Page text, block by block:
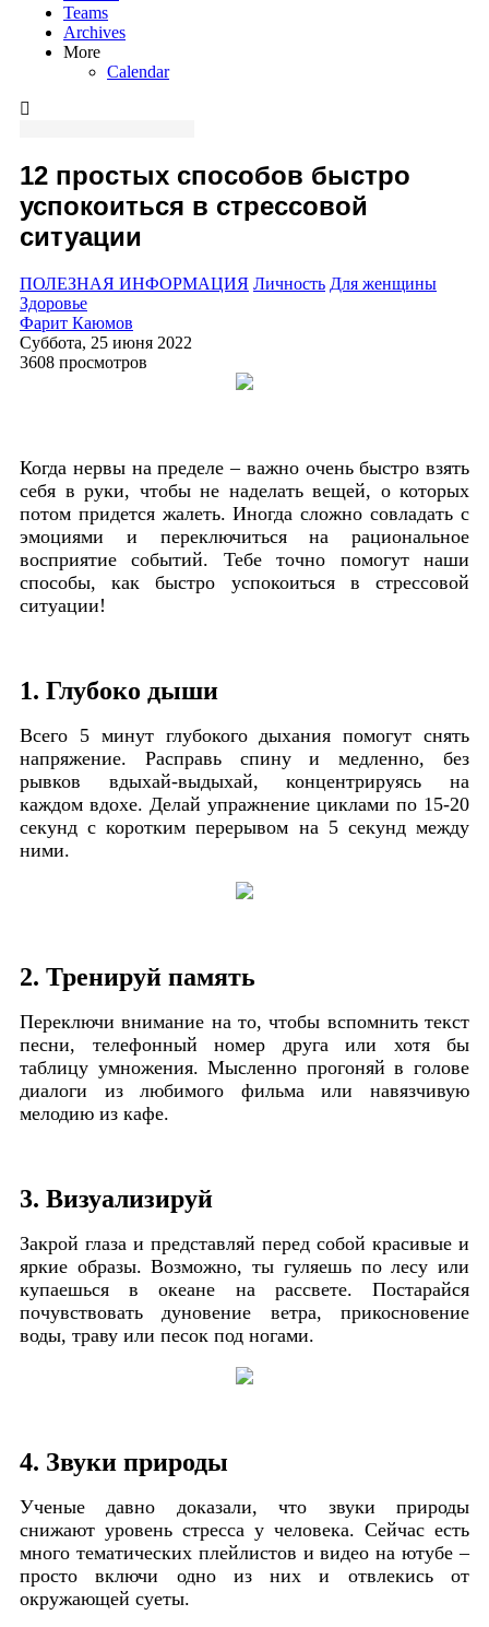
Teams
Archives
More
Calendar
12 простых способов быстро
успокоиться в стрессовой
ситуации
ПОЛЕЗНАЯ ИНФОРМАЦИЯ Личность Для женщины
Здоровье
Фарит Каюмов
Суббота, 25 июня 2022
3608 просмотров
Когда нервы на пределе – важно очень быстро взять
себя в руки, чтобы не наделать вещей, о которых
потом придется жалеть. Иногда сложно совладать с
эмоциями и переключиться на рациональное
восприятие событий. Тебе точно помогут наши
способы, как быстро успокоиться в стрессовой
ситуации!
1. Глубоко дыши
Всего 5 минут глубокого дыхания помогут снять
напряжение. Расправь спину и медленно, без
рывков вдыхай-выдыхай, концентрируясь на
каждом вдохе. Делай упражнение циклами по 15-20
секунд с коротким перерывом на 5 секунд между
ними.
2. Тренируй память
Переключи внимание на то, чтобы вспомнить текст
песни, телефонный номер друга или хотя бы
таблицу умножения. Мысленно прогоняй в голове
диалоги из любимого фильма или навязчивую
мелодию из кафе.
3. Визуализируй
Закрой глаза и представляй перед собой красивые и
яркие образы. Возможно, ты гуляешь по лесу или
купаешься в океане на рассвете. Постарайся
почувствовать дуновение ветра, прикосновение
воды, траву или песок под ногами.
4. Звуки природы
Ученые давно доказали, что звуки природы
снижают уровень стресса у человека. Сейчас есть
много тематических плейлистов и видео на ютубе –
просто включи одно из них и отвлекись от
окружающей суеты.